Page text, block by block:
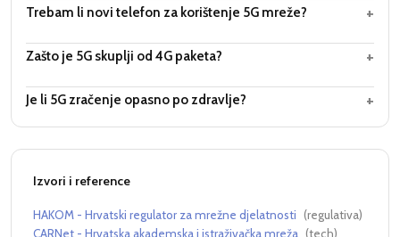
Trebam li novi telefon za korištenje 5G mreže? +
Zašto je 5G skuplji od 4G paketa? +
Je li 5G zračenje opasno po zdravlje? +
Izvori i reference
HAKOM - Hrvatski regulator za mrežne djelatnosti (regulativa)
CARNet - Hrvatska akademska i istraživačka mreža (tech)